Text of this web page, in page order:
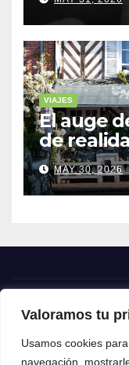
Valoramos tu
Usamos cookies
navegación,
VIAJES
El auge
de
turismo
MAY 30, 2026